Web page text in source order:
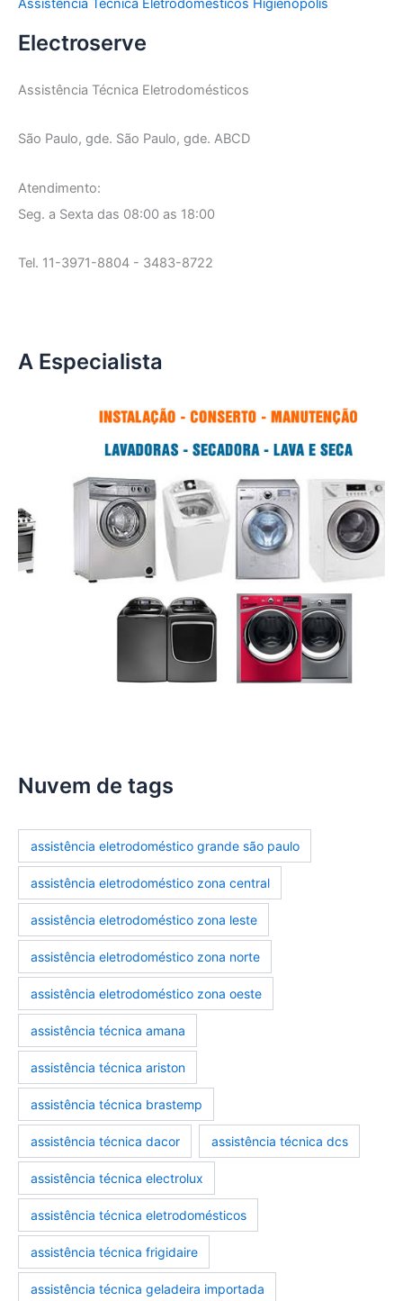
Electroserve
Assistência Técnica Eletrodomésticos
São Paulo, gde. São Paulo, gde. ABCD
Atendimento:
Seg. a Sexta das 08:00 as 18:00
Tel. 11-3971-8804 - 3483-8722
A Especialista
Nuvem de tags
assistência eletrodoméstico grande são paulo
assistência eletrodoméstico zona central
assistência eletrodoméstico zona leste
assistência eletrodoméstico zona norte
assistência eletrodoméstico zona oeste
assistência técnica amana
assistência técnica ariston
assistência técnica brastemp
assistência técnica dacor assistência técnica dcs
assistência técnica electrolux
assistência técnica eletrodomésticos
assistência técnica frigidaire
assistência técnica geladeira importada